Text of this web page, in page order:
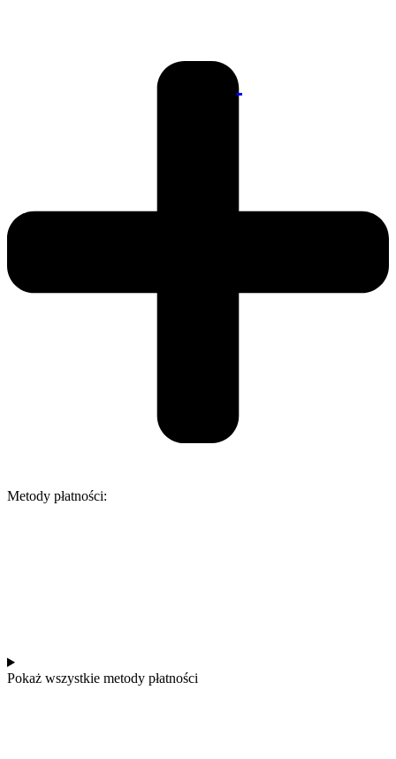
Metody płatności:
Pokaż wszystkie metody płatności